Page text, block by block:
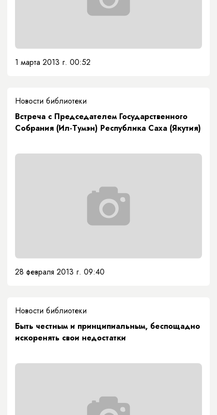
1 марта 2013 г. 00:52
Новости библиотеки
Встреча с Председателем Государственного
Собрания (Ил-Тумэн) Республика Саха (Якутия)
28 февраля 2013 г. 09:40
Новости библиотеки
Быть честным и принципиальным, беспощадно
искоренять свои недостатки